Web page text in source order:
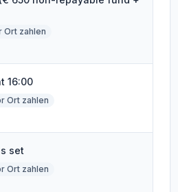
Ort zahlen
16:00
Ort zahlen
set
Ort zahlen